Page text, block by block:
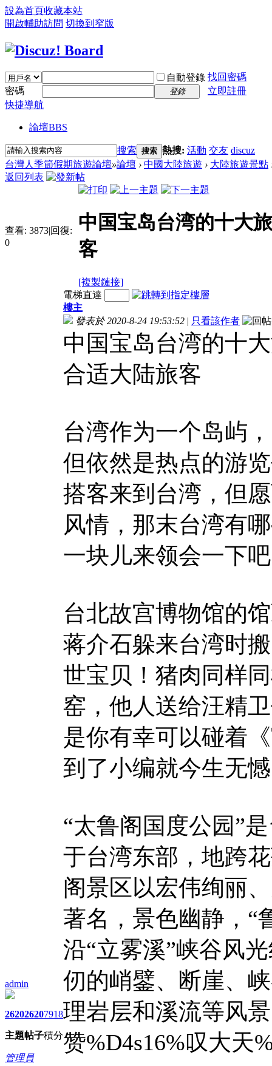
設為首頁收藏本站
開啟輔助訪問 切換到窄版
自動登錄 找回密碼
密碼
登錄
立即註冊
快捷導航
論壇BBS
搜索 搜索 熱搜: 活動 交友 discuz
台灣人季節假期旅遊論壇»論壇 › 中國大陸旅遊 › 大陸旅遊景點
返回列表
查看: 3873|回復:
0
中国宝岛台湾的十大
客
[複製鏈接]
admin
2620
主題
2620
帖子
7918
積分
管理員
電梯直達
樓主
發表於 2020-8-24 19:53:52 | 只看該作者
中国宝岛台湾的十
合适大陆旅客
台湾作为一个岛屿
但依然是热点的游
搭客来到台湾，但
风情，那末台湾有
一块儿来领会一下
台北故宫博物馆的
蒋介石躲来台湾时
世宝贝！猪肉同样
窑，他人送给汪精
是你有幸可以碰着
到了小编就今生无
“太鲁阁国度公园”
于台湾东部，地跨
阁景区以宏伟绚丽
著名，景色幽静，“
沿“立雾溪”峡谷风
仞的峭鐾、断崖、
理岩层和溪流等风
赞%D4s16%叹大天